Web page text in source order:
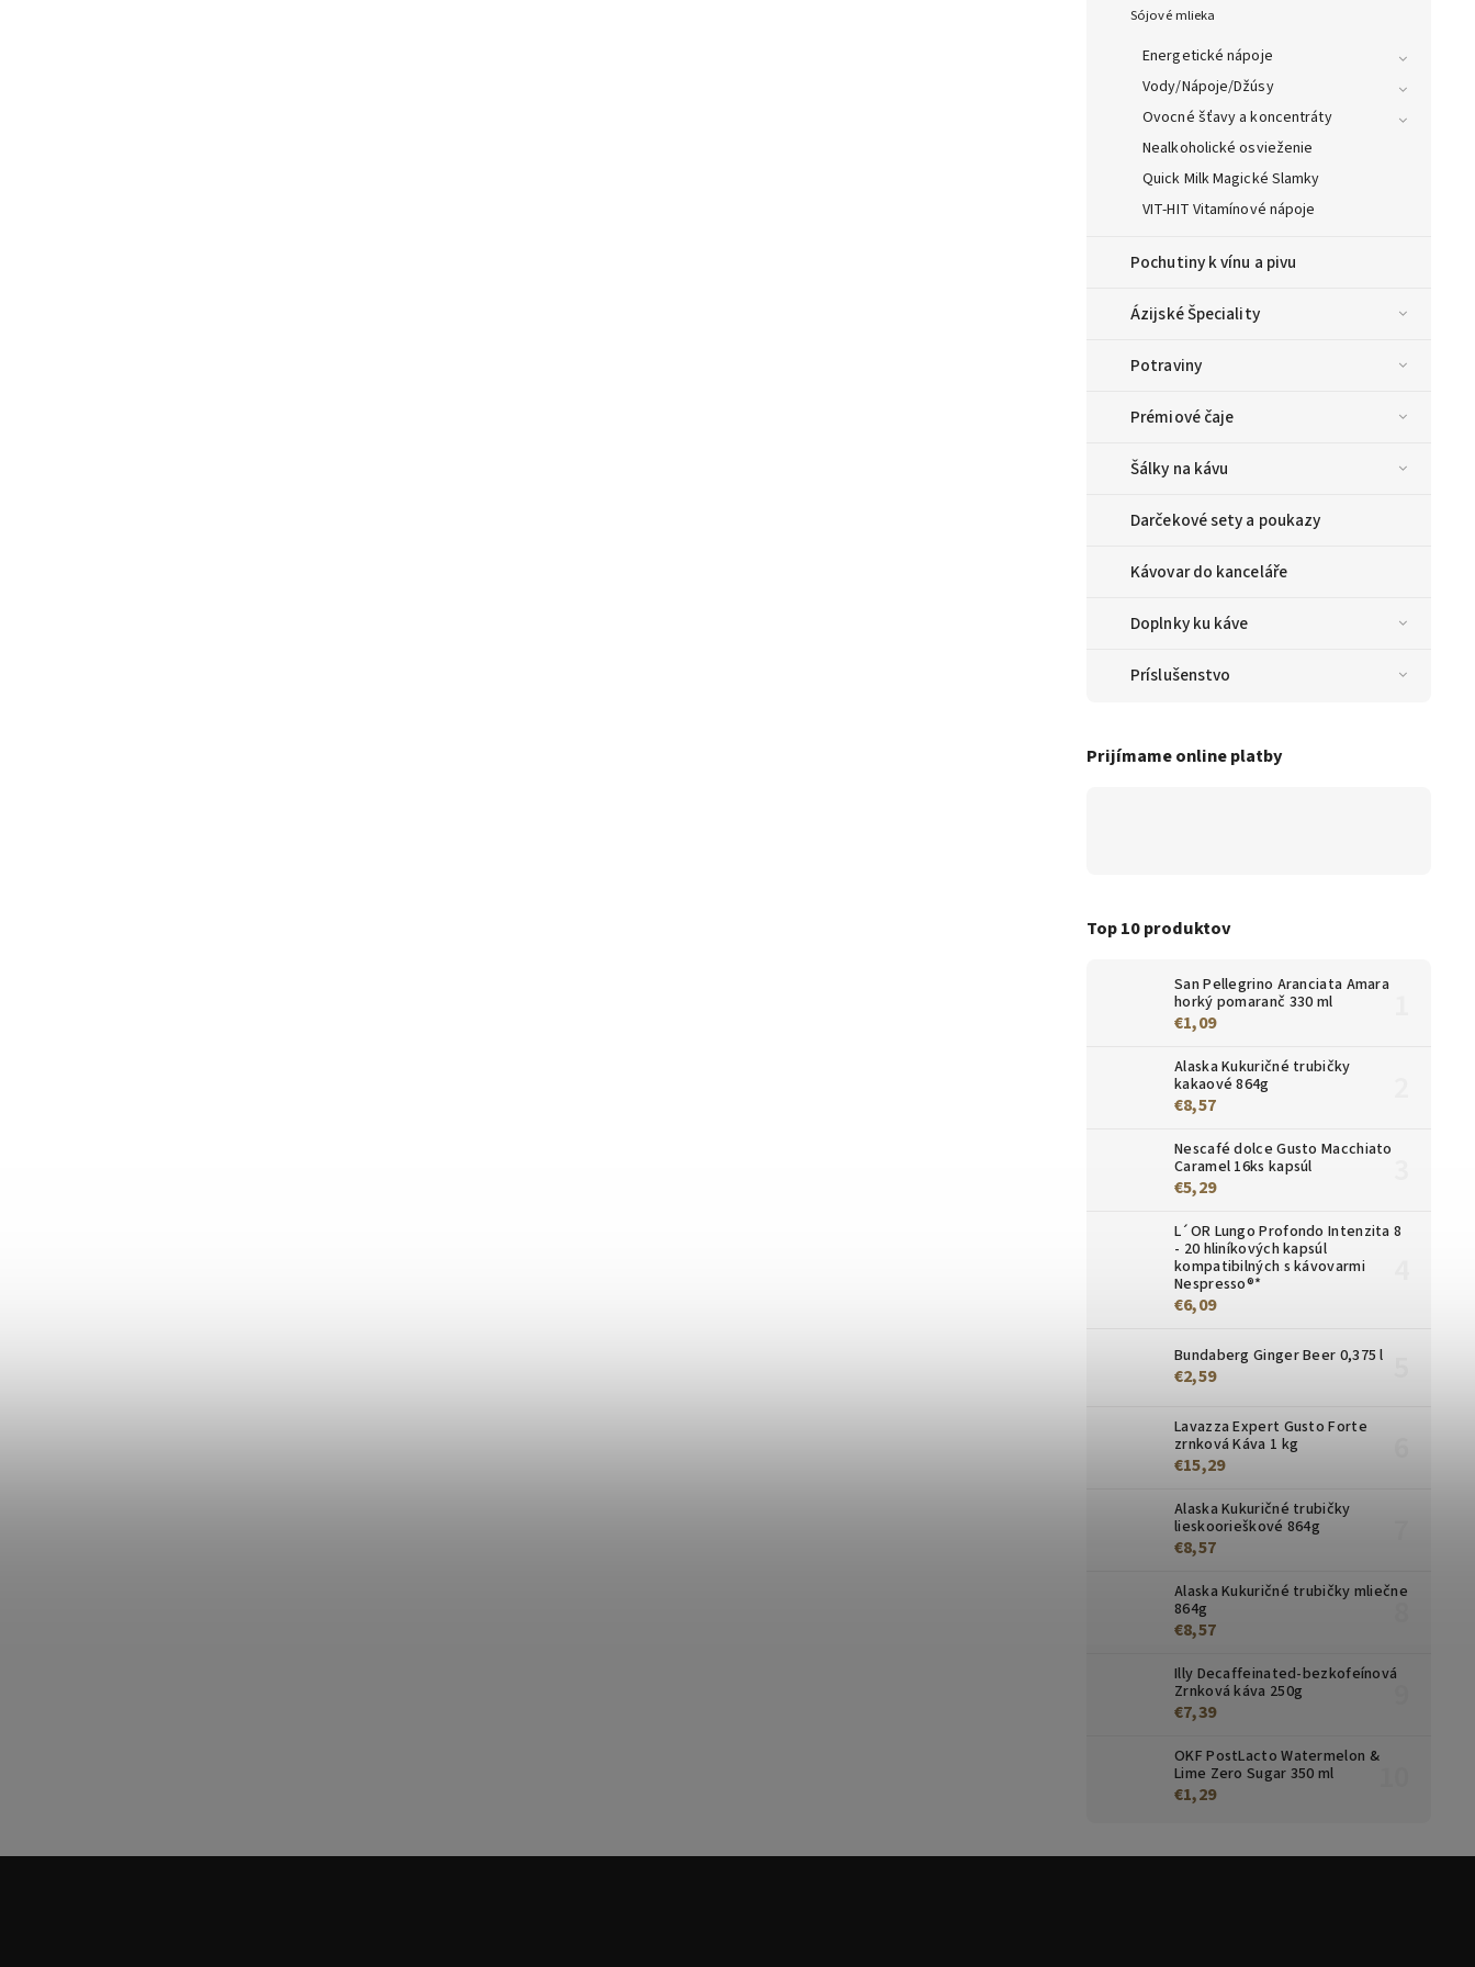
Sójové mlieka
Energetické nápoje
Vody/Nápoje/Džúsy
Ovocné šťavy a koncentráty
Nealkoholické osvieženie
Quick Milk Magické Slamky
VIT-HIT Vitamínové nápoje
Pochutiny k vínu a pivu
Ázijské Špeciality
Potraviny
Prémiové čaje
Šálky na kávu
Darčekové sety a poukazy
Kávovar do kanceláře
Doplnky ku káve
Príslušenstvo
Prijímame online platby
Top 10 produktov
San Pellegrino Aranciata Amara
horký pomaranč 330 ml
€1,09
Alaska Kukuričné trubičky
kakaové 864g
€8,57
Nescafé dolce Gusto Macchiato
Caramel 16ks kapsúl
€5,29
L´OR Lungo Profondo Intenzita 8
- 20 hliníkových kapsúl
kompatibilných s kávovarmi
Nespresso®*
€6,09
Bundaberg Ginger Beer 0,375 l
€2,59
Lavazza Expert Gusto Forte
zrnková Káva 1 kg
€15,29
Alaska Kukuričné ​​trubičky
lieskoorieškové 864g
€8,57
Alaska Kukuričné trubičky mliečne
864g
€8,57
Illy Decaffeinated-bezkofeínová
Zrnková káva 250g
€7,39
OKF PostLacto Watermelon &
Lime Zero Sugar 350 ml
€1,29